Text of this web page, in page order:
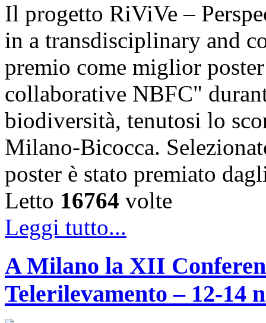
Il progetto RiViVe –
in a transdisciplinary and
premio come miglior
collaborative NBFC"
biodiversità, tenutosi lo
Milano-Bicocca.
poster è stato premiato
Letto 16764 volte
Leggi tutto...
A Milano la XII
Telerilevamento – 12-14